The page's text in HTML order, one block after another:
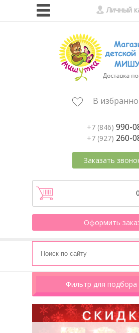
Личный
В
+7 (846) 990-
+7 (927) 260-
Заказать
Оформить
Фильтр для подбора